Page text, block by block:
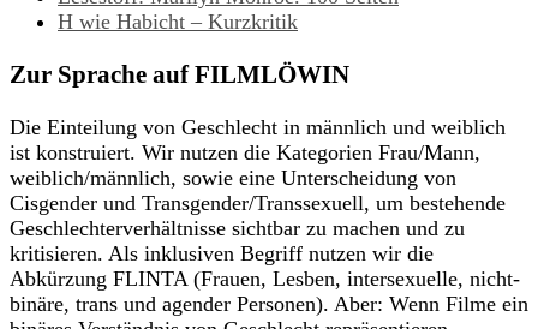
H wie Habicht – Kurzkritik
Zur Sprache auf FILMLÖWIN
Die Einteilung von Geschlecht in männlich und weiblich
ist konstruiert. Wir nutzen die Kategorien Frau/Mann,
weiblich/männlich, sowie eine Unterscheidung von
Cisgender und Transgender/Transsexuell, um bestehende
Geschlechterverhältnisse sichtbar zu machen und zu
kritisieren. Als inklusiven Begriff nutzen wir die
Abkürzung FLINTA (Frauen, Lesben, intersexuelle, nicht-
binäre, trans und agender Personen). Aber: Wenn Filme ein